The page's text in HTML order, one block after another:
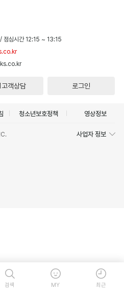
/ 점심시간 12:15 ~ 13:15
고객상담 로그인
청소년보호정책 영상정보
사업자 정보
검색 MY 최근